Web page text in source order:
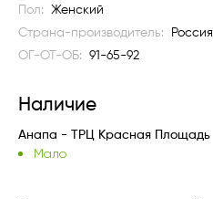
Пол:
Женский
Страна-производитель:
Россия
ОГ-ОТ-ОБ:
91-65-92
Наличие
Анапа - ТРЦ Красная Площадь
Мало